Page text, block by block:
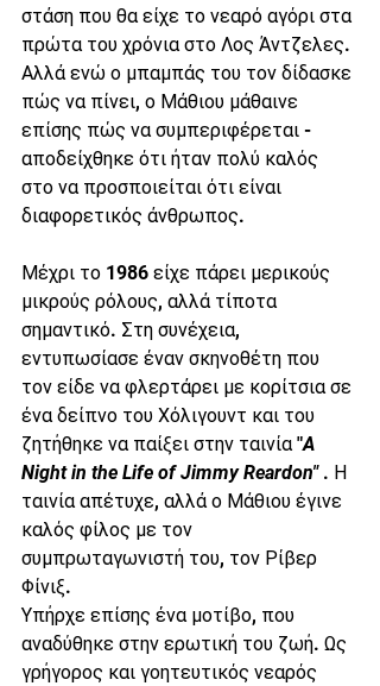
στάση που θα είχε το νεαρό αγόρι στα
πρώτα του χρόνια στο Λος Άντζελες.
Αλλά ενώ ο μπαμπάς του τον δίδασκε
πώς να πίνει, ο Μάθιου μάθαινε
επίσης πώς να συμπεριφέρεται -
αποδείχθηκε ότι ήταν πολύ καλός
στο να προσποιείται ότι είναι
διαφορετικός άνθρωπος.
Μέχρι το 1986 είχε πάρει μερικούς
μικρούς ρόλους, αλλά τίποτα
σημαντικό. Στη συνέχεια,
εντυπωσίασε έναν σκηνοθέτη που
τον είδε να φλερτάρει με κορίτσια σε
ένα δείπνο του Χόλιγουντ και του
ζητήθηκε να παίξει στην ταινία "A
Night in the Life of Jimmy Reardon" . Η
ταινία απέτυχε, αλλά ο Μάθιου έγινε
καλός φίλος με τον
συμπρωταγωνιστή του, τον Ρίβερ
Φίνιξ.
Υπήρχε επίσης ένα μοτίβο, που
αναδύθηκε στην ερωτική του ζωή. Ως
γρήγορος και γοητευτικός νεαρός